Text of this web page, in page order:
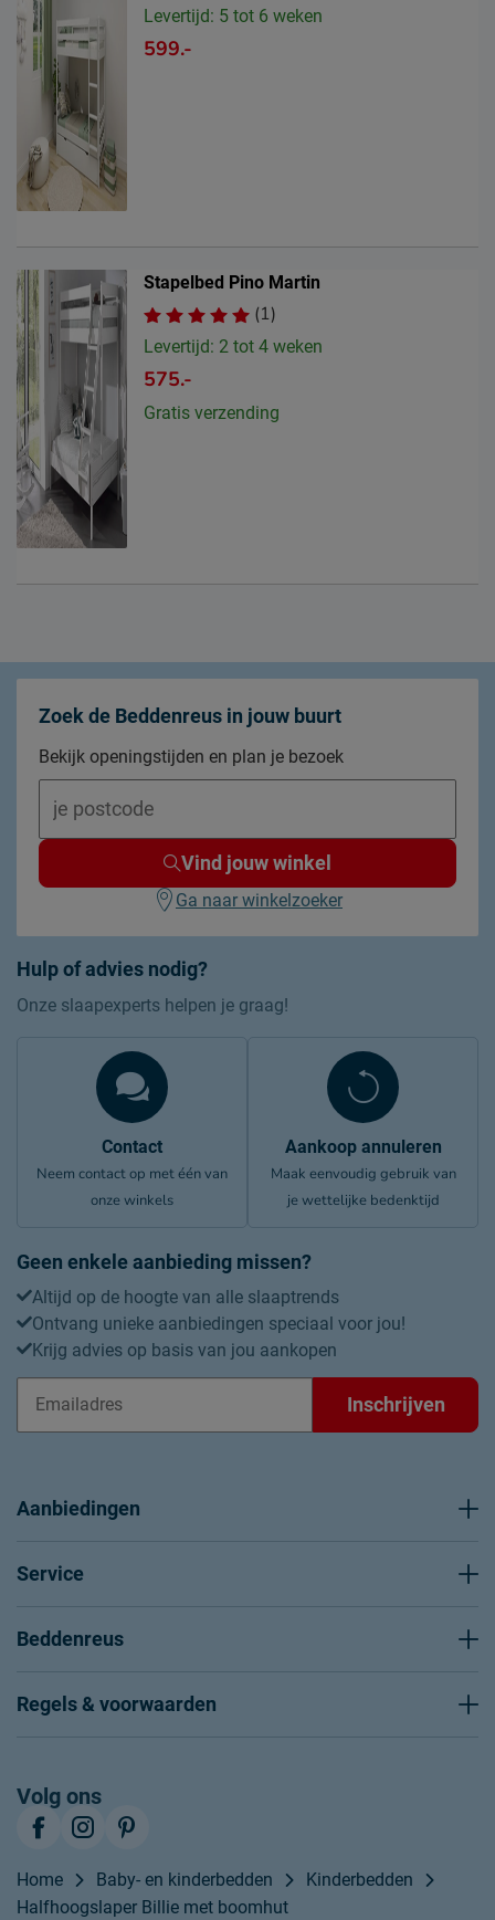
Levertijd: 5 tot 6 weken
599.-
Stapelbed Pino Martin
(1)
Levertijd: 2 tot 4 weken
575.-
Gratis verzending
Hulp of advies nodig?
Onze slaapexperts helpen je graag!
Contact
Neem contact op met één van
onze winkels
Aankoop annuleren
Maak eenvoudig gebruik van
je wettelijke bedenktijd
Geen enkele aanbieding missen?
Altijd op de hoogte van alle slaaptrends
Ontvang unieke aanbiedingen speciaal voor jou!
Krijg advies op basis van jou aankopen
Inschrijven
Zoek de Beddenreus in jouw buurt
Bekijk openingstijden en plan je bezoek
Vind jouw winkel
Ga naar winkelzoeker
Aanbiedingen
Service
Beddenreus
Regels & voorwaarden
Volg ons
Home Baby- en kinderbedden
Kinderbedden
Halfhoogslaper Billie met boomhut